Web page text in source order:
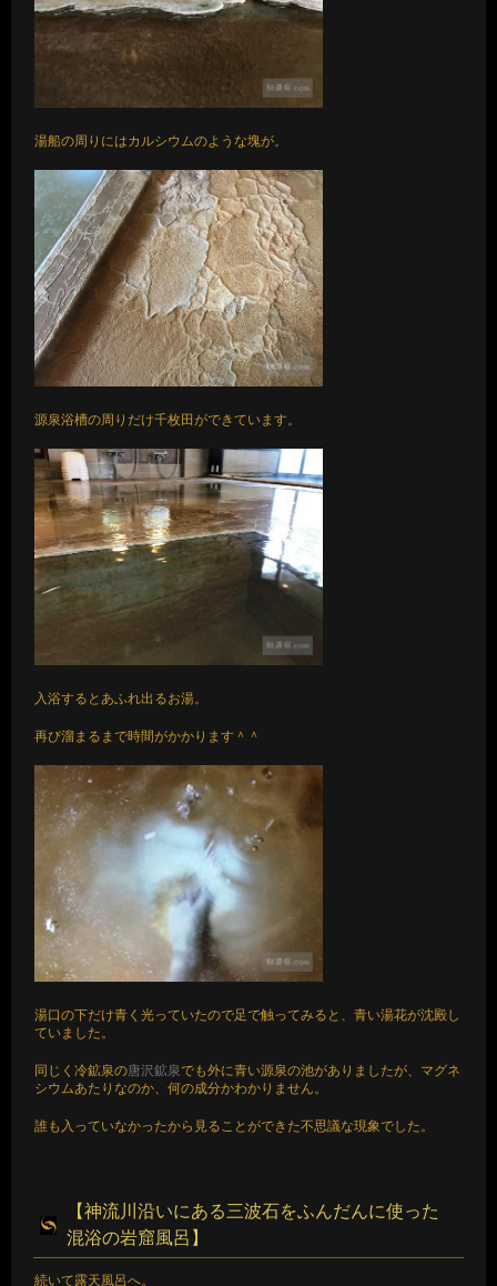
湯船の周りにはカルシウムのような塊が。
源泉浴槽の周りだけ千枚田ができています。
入浴するとあふれ出るお湯。
再び溜まるまで時間がかかります＾＾
湯口の下だけ青く光っていたので足で触ってみると、青い湯花が沈殿し
ていました。
同じく冷鉱泉の唐沢鉱泉でも外に青い源泉の池がありましたが、マグネ
シウムあたりなのか、何の成分かわかりません。
誰も入っていなかったから見ることができた不思議な現象でした。
【神流川沿いにある三波石をふんだんに使った
混浴の岩窟風呂】
続いて露天風呂へ。